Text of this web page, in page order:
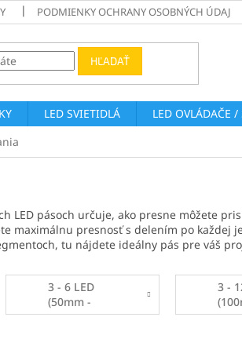
PODMIENKY OCHRANY OSOBNÝCH ÚDAJOV
HĽADAŤ
LED SVIETIDLÁ LED OVLÁDAČE /
LED pásoch určuje, ako presne môžete
maximálnu presnosť s delením po každej
tu nájdete ideálny pás pre váš
3 - 6 LED
(50mm -
99mm)
3 -